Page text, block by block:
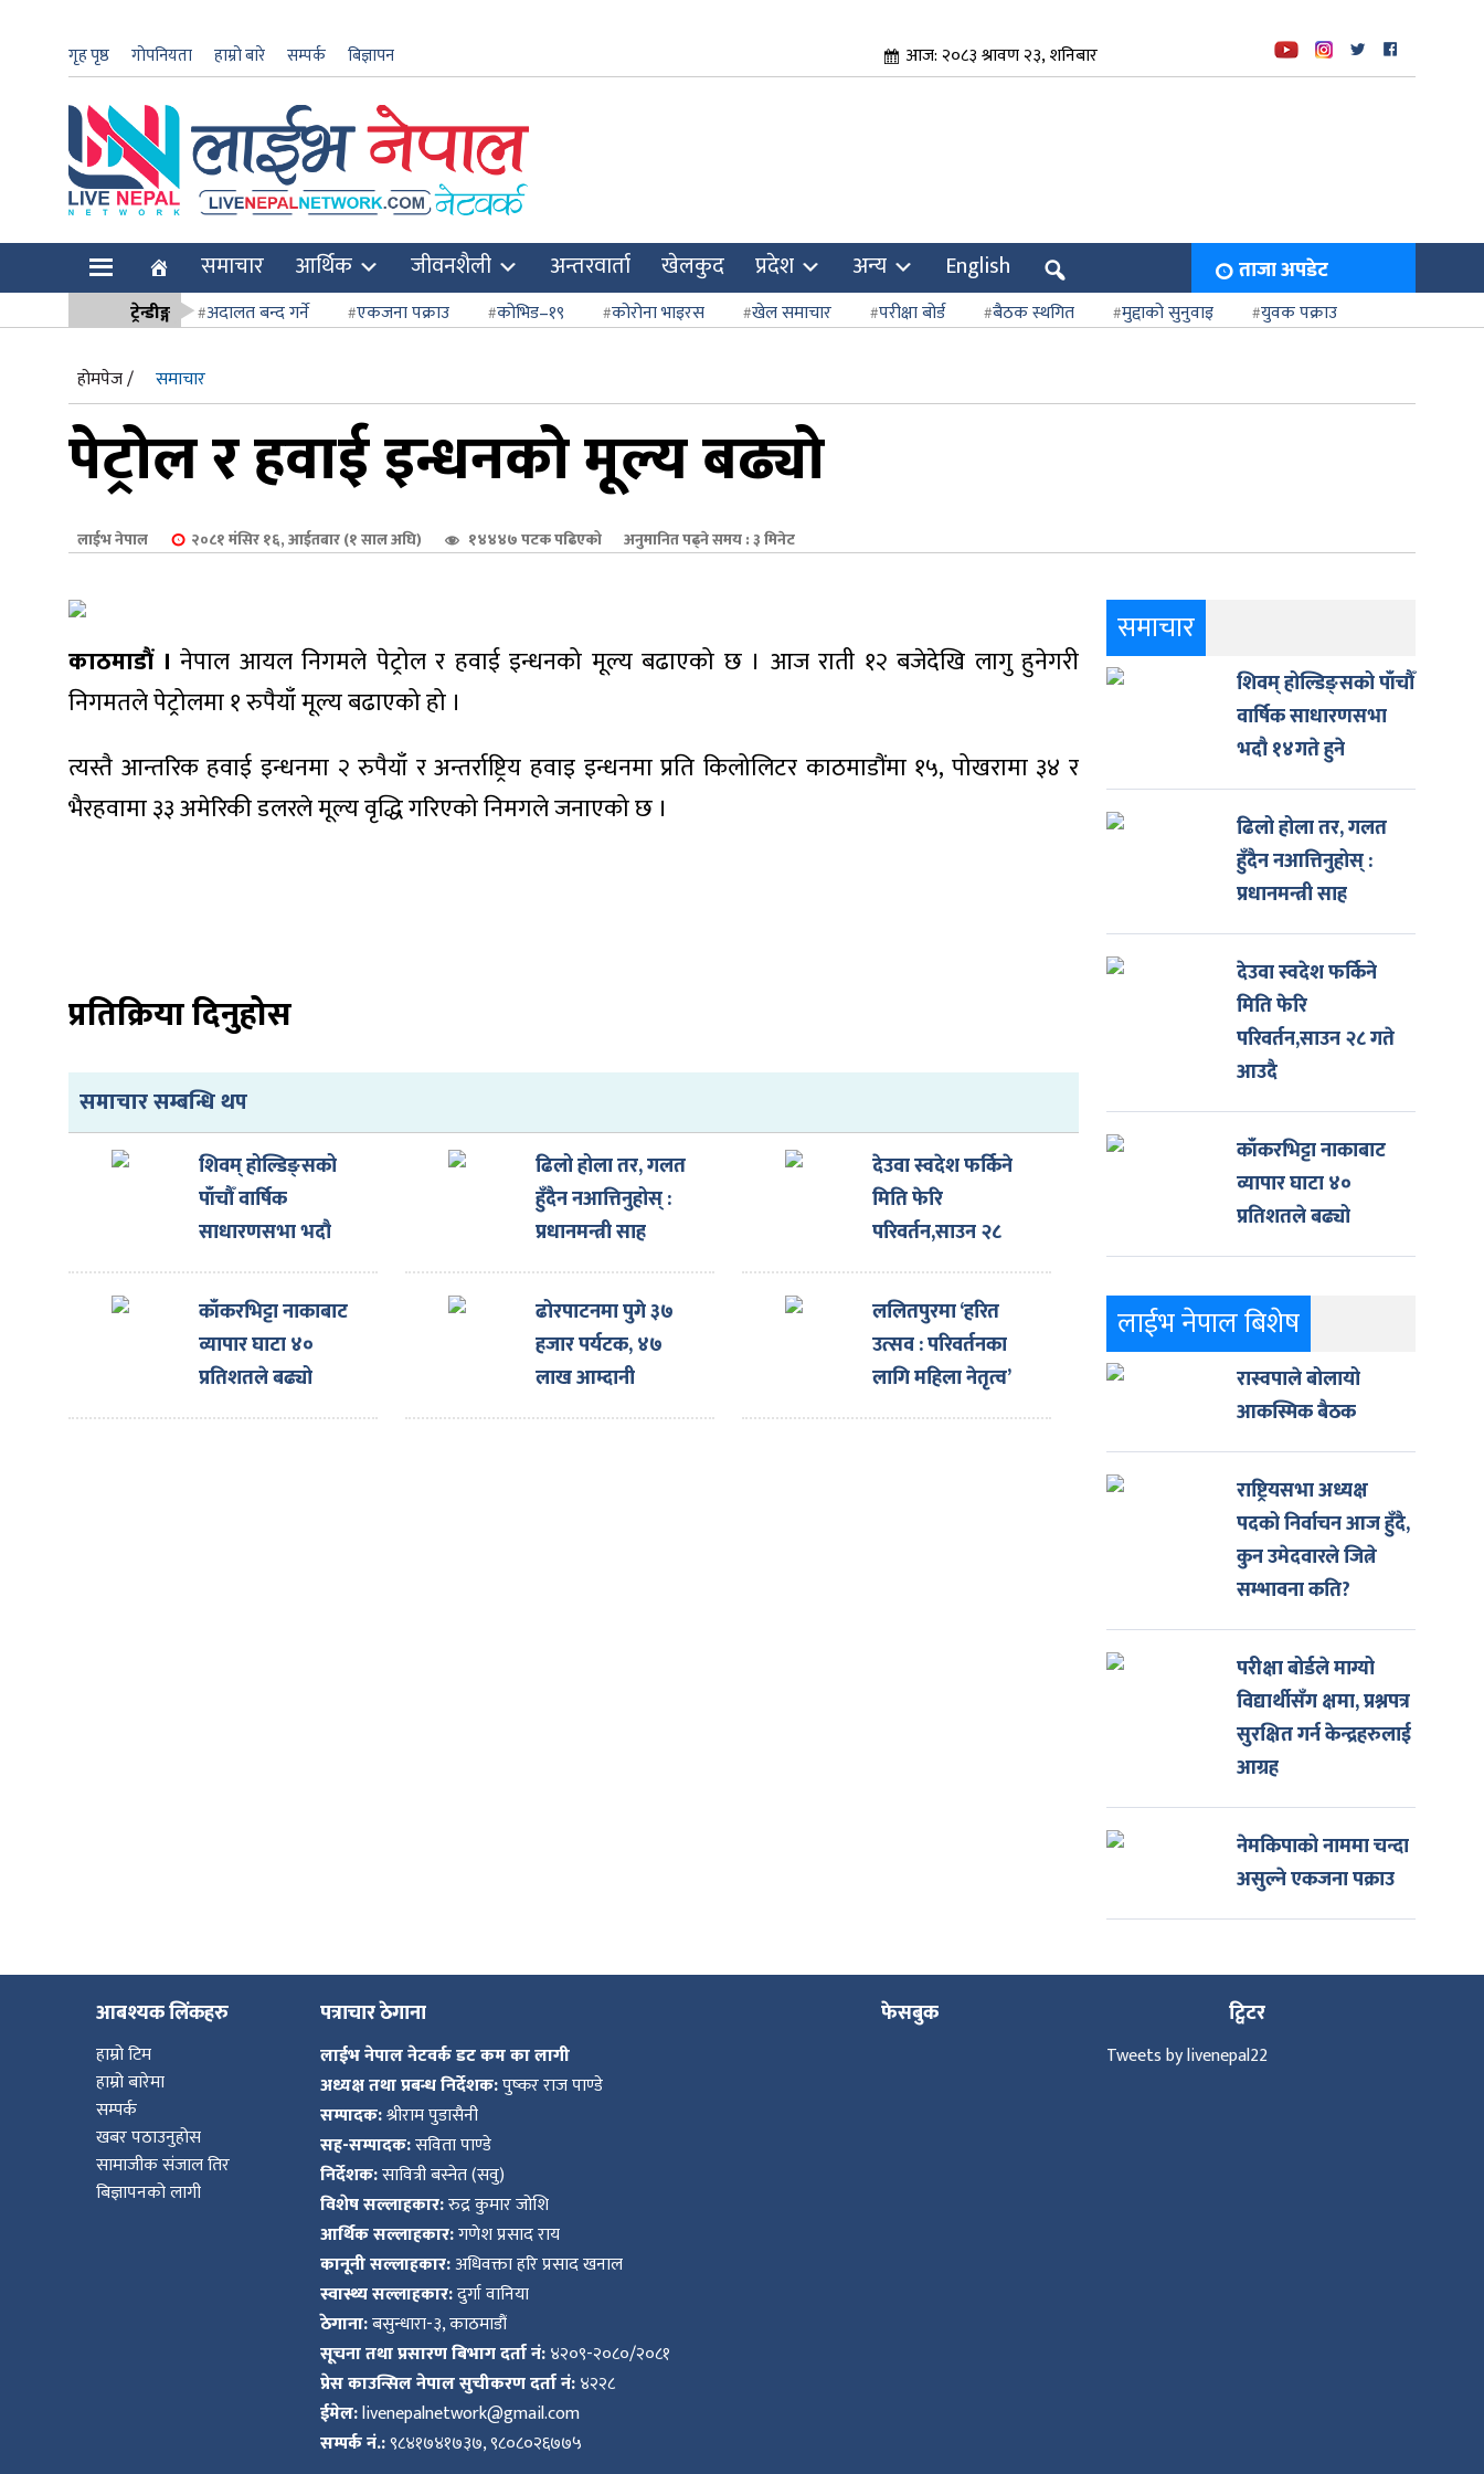
गृह पृष्ठ गोपनियता हाम्रो बारे सम्पर्क बिज्ञापन आज: २०८३ श्रावण २३, शनिबार
समाचार आर्थिक जीवनशैली अन्तरवार्ता खेलकुद प्रदेश अन्य English ताजा अपडेट
ट्रेन्डीङ्ग अदालत बन्द गर्ने एकजना पक्राउ कोभिड–१९ कोरोना भाइरस खेल समाचार परीक्षा बोर्ड बैठक स्थगित मुद्दाको सुनुवाइ
युवक पक्राउ
होमपेज /
समाचार
पेट्रोल र हवाई इन्धनको मूल्य बढ्यो
लाईभ नेपाल २०८१ मंसिर १६, आईतबार (१ साल अघि) १४४४७ पटक पढिएको अनुमानित पढ्ने समय : ३ मिनेट
काठमाडौं । नेपाल आयल निगमले पेट्रोल र हवाई इन्धनको मूल्य बढाएको छ । आज राती १२ बजेदेखि लागु हुनेगरी
निगमतले पेट्रोलमा १ रुपैयाँ मूल्य बढाएको हो ।
त्यस्तै आन्तरिक हवाई इन्धनमा २ रुपैयाँ र अन्तर्राष्ट्रिय हवाइ इन्धनमा प्रति किलोलिटर काठमाडौंमा १५, पोखरामा ३४ र
भैरहवामा ३३ अमेरिकी डलरले मूल्य वृद्धि गरिएको निमगले जनाएको छ ।
प्रतिक्रिया दिनुहोस
समाचार सम्बन्धि थप
शिवम् होल्डिङ्सको
पाँचौँ वार्षिक
साधारणसभा भदौ
१४गते हुने
ढिलो होला तर, गलत
हुँदैन नआत्तिनुहोस् :
प्रधानमन्त्री साह
देउवा स्वदेश फर्किने
मिति फेरि
परिवर्तन,साउन २८
गते आउदै
काँकरभिट्टा नाकाबाट
व्यापार घाटा ४०
प्रतिशतले बढ्यो
ढोरपाटनमा पुगे ३७
हजार पर्यटक, ४७
लाख आम्दानी
ललितपुरमा ‘हरित
उत्सव : परिवर्तनका
लागि महिला नेतृत्व’
अभियान
समाचार
शिवम् होल्डिङ्सको पाँचौँ
वार्षिक साधारणसभा
भदौ १४गते हुने
ढिलो होला तर, गलत
हुँदैन नआत्तिनुहोस् :
प्रधानमन्त्री साह
देउवा स्वदेश फर्किने
मिति फेरि
परिवर्तन,साउन २८ गते
आउदै
काँकरभिट्टा नाकाबाट
व्यापार घाटा ४०
प्रतिशतले बढ्यो
लाईभ नेपाल बिशेष
रास्वपाले बोलायो
आकस्मिक बैठक
राष्ट्रियसभा अध्यक्ष
पदको निर्वाचन आज हुँदै,
कुन उमेदवारले जित्ने
सम्भावना कति?
परीक्षा बोर्डले माग्यो
विद्यार्थीसँग क्षमा, प्रश्नपत्र
सुरक्षित गर्न केन्द्रहरुलाई
आग्रह
नेमकिपाको नाममा चन्दा
असुल्ने एकजना पक्राउ
आबश्यक लिंकहरु
हाम्रो टिम
हाम्रो बारेमा
सम्पर्क
खबर पठाउनुहोस
सामाजीक संजाल तिर
बिज्ञापनको लागी
पत्राचार ठेगाना
लाईभ नेपाल नेटवर्क डट कम का लागी
अध्यक्ष तथा प्रबन्ध निर्देशक:पुष्कर राज पाण्डे
सम्पादक:श्रीराम पुडासैनी
सह-सम्पादक:सविता पाण्डे
निर्देशक:सावित्री बस्नेत (सवु)
विशेष सल्लाहकार:रुद्र कुमार जोशि
आर्थिक सल्लाहकार:गणेश प्रसाद राय
कानूनी सल्लाहकार:अधिवक्ता हरि प्रसाद खनाल
स्वास्थ्य सल्लाहकार:दुर्गा वानिया
ठेगाना:बसुन्धारा-३, काठमाडौं
सूचना तथा प्रसारण बिभाग दर्ता नं:४२०९-२०८०/२०८१
प्रेस काउन्सिल नेपाल सुचीकरण दर्ता नं:४२२८
ईमेल:livenepalnetwork@gmail.com
सम्पर्क नं.:९८४१७४१७३७, ९८०८०२६७७५
फेसबुक ट्विटर
Tweets by livenepal22